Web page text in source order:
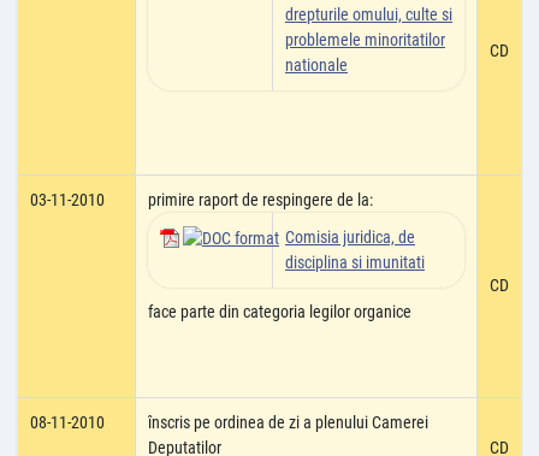
drepturile omului, culte si
problemele minoritatilor
nationale
CD
03-11-2010
primire raport de respingere de la:
Comisia juridica, de
disciplina si imunitati
face parte din categoria legilor organice
CD
08-11-2010
înscris pe ordinea de zi a plenului Camerei
Deputatilor
CD